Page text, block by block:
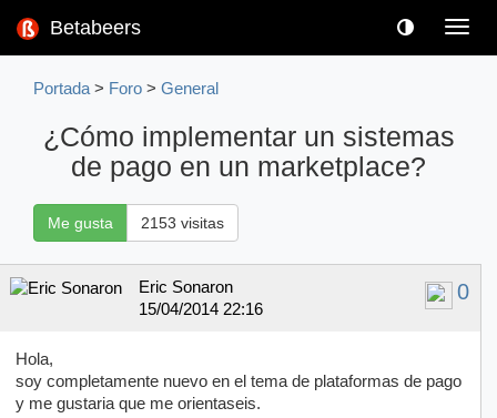
Betabeers
Portada > Foro > General
¿Cómo implementar un sistemas
de pago en un marketplace?
Me gusta 2153 visitas
0
Eric Sonaron
15/04/2014 22:16
Hola,
soy completamente nuevo en el tema de plataformas de pago
y me gustaria que me orientaseis.